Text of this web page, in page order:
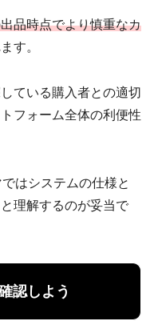
品時点でより慎重なカ
す。
ている購入者との適切
フォーム全体の利便性
はシステムの仕様と
理解するのが妥当で
認しよう